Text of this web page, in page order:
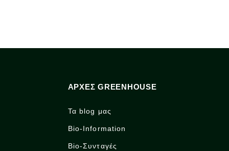
ΑΡΧΈΣ GREENHOUSE
Τα blog μας
Bio-Information
Bio-Συνταγές